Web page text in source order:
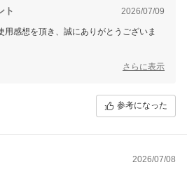
ト 2026/07/09
用感想を頂き、誠にありがとうございま
なご使用感想をいただき本当に嬉しい限り
客様のお役に立てれば幸いです。
したら、是非お気軽にショップまでお問い
、よろしくお願いいたします。
さらに表示
参考になった
2026/07/08